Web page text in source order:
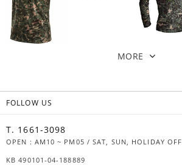
MORE
FOLLOW US
T. 1661-3098
OPEN : AM10 ~ PM05 / SAT, SUN, HOLIDAY OFF
KB 490101-04-188889